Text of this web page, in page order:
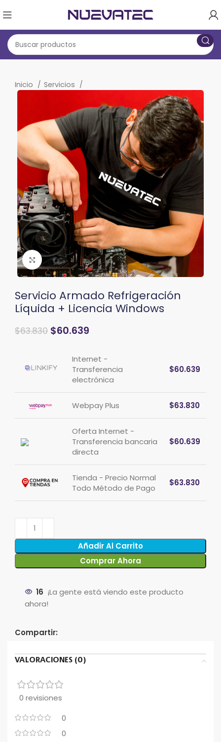
Inicio Servicios
Clic para ampliar
Servicio Armado Refrigeración
Líquida + Licencia Windows
$63.830 $60.639
Internet -
Transferencia
electrónica
$60.639
Webpay Plus $63.830
Oferta Internet -
Transferencia bancaria
directa
$60.639
Tienda - Precio Normal
Todo Método de Pago
$63.830
Añadir Al Carrito
Comprar Ahora
16 ¡La gente está viendo este producto
ahora!
Compartir:
VALORACIONES (0)
0 revisiones
0
0